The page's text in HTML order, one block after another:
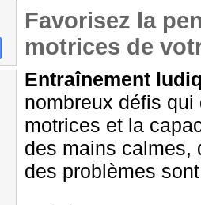
Favorisez la
motrices de
Entraînement
nombreux défis
motrices et la
des mains calmes,
des problèmes